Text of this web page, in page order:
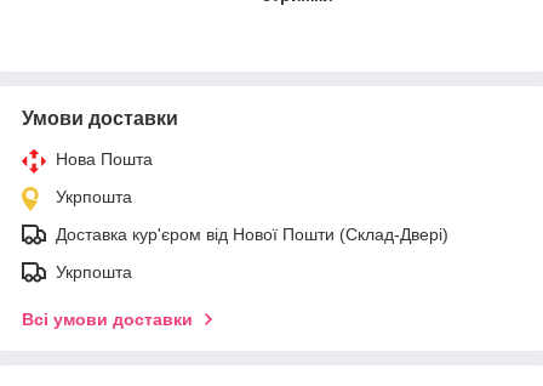
Умови доставки
Нова Пошта
Укрпошта
Доставка кур'єром від Нової Пошти (Склад-Двері)
Укрпошта
Всі умови доставки